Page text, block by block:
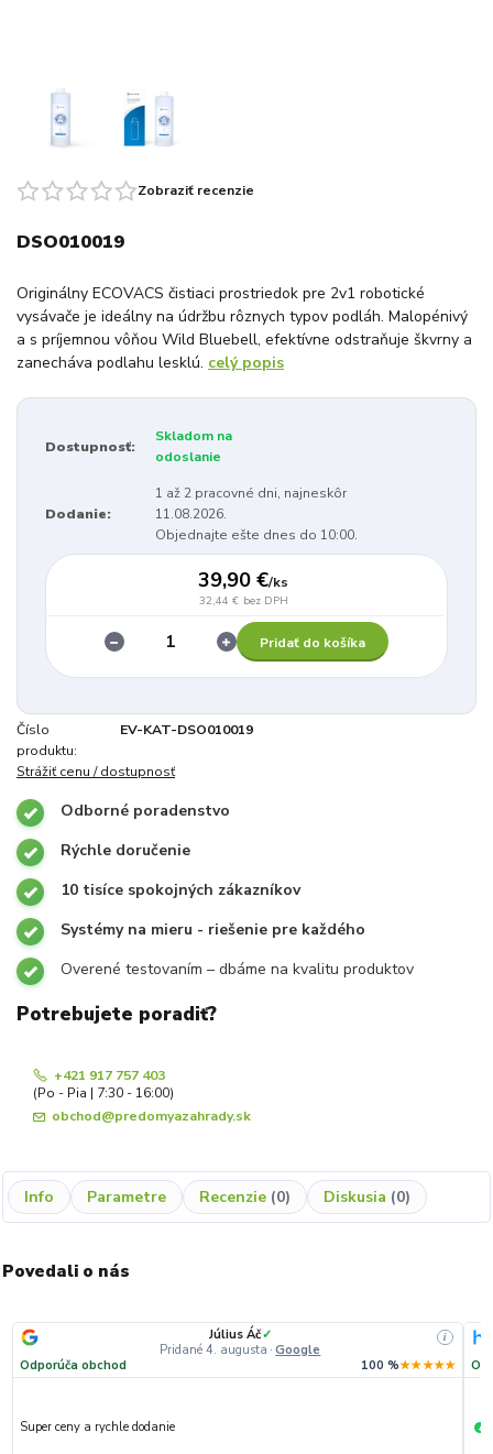
Zobraziť recenzie
DSO010019
Originálny ECOVACS čistiaci prostriedok pre 2v1 robotické
vysávače je ideálny na údržbu rôznych typov podláh. Malopénivý
a s príjemnou vôňou Wild Bluebell, efektívne odstraňuje škvrny a
zanecháva podlahu lesklú. celý popis
Dostupnosť:
Skladom na
odoslanie
Dodanie:
1 až 2 pracovné dni, najneskôr
11.08.2026.
Objednajte ešte dnes do 10:00.
39,90 €/ks
32,44 € bez DPH
Pridať do košíka
Číslo
produktu:
EV-KAT-DSO010019
Strážiť cenu / dostupnosť
Odborné poradenstvo
Rýchle doručenie
10 tisíce spokojných zákazníkov
Systémy na mieru - riešenie pre každého
Overené testovaním – dbáme na kvalitu produktov
Potrebujete poradiť?
+421 917 757 403
(Po - Pia | 7:30 - 16:00)
obchod@predomyazahrady.sk
Info Parametre Recenzie 0 Diskusia 0
Povedali o nás
Július Áč✓
Pridané 4. augusta · Google
i
Odporúča obchod 100 %★★★★★
Super ceny a rychle dodanie +